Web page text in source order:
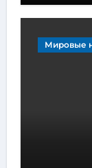
Мировые